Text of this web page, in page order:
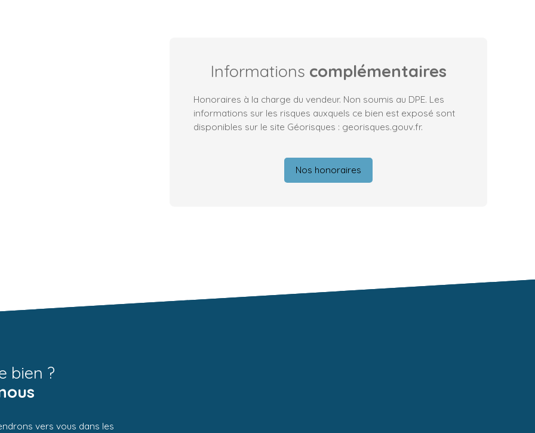
Informations complémentaires
Honoraires à la charge du vendeur. Non soumis au DPE. Les
informations sur les risques auxquels ce bien est exposé sont
disponibles sur le site Géorisques : georisques.gouv.fr.
Nos honoraires
bien ?
vers vous dans les